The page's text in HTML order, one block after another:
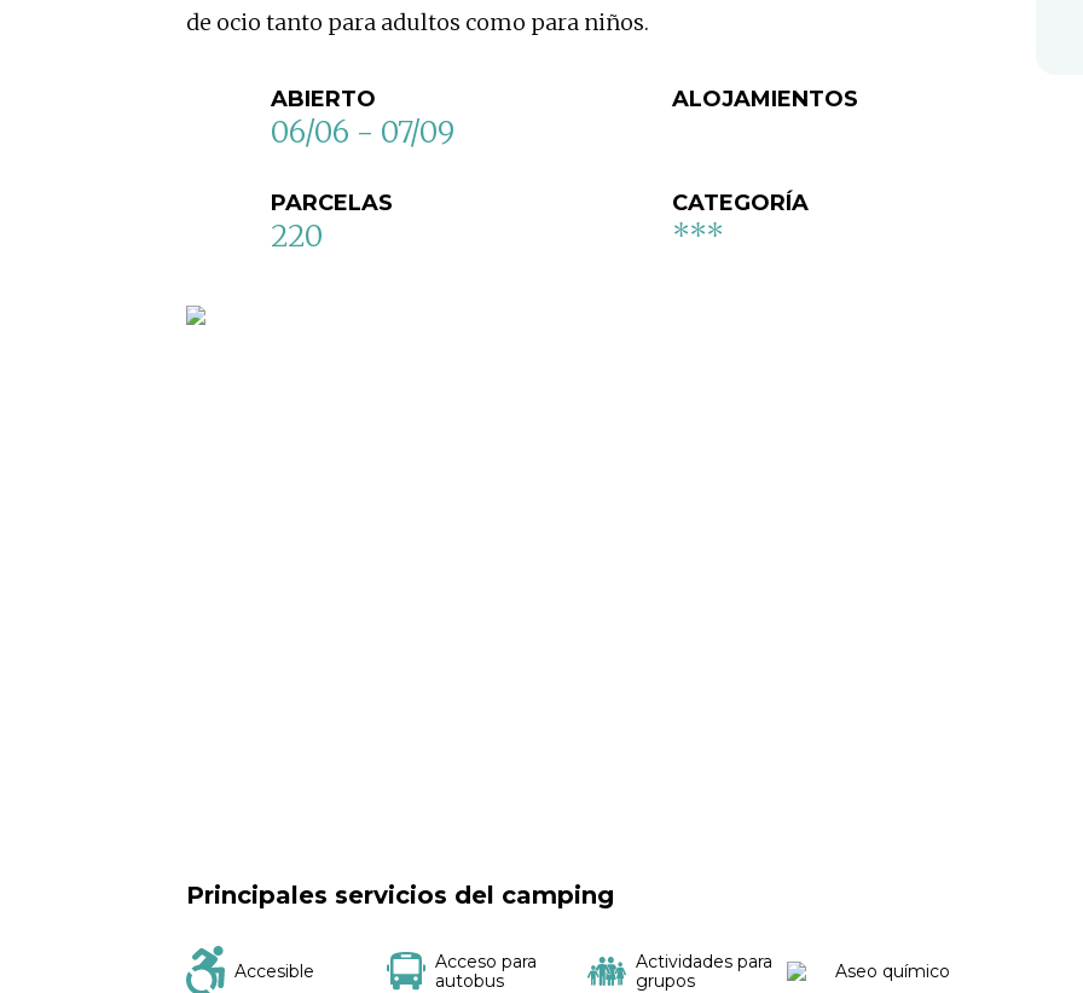
de ocio tanto para adultos como para niños.
ABIERTO
06/06 - 07/09
ALOJAMIENTOS
PARCELAS
220
CATEGORÍA
***
Principales servicios del camping
Accesible
Acceso para
autobus
Actividades para
grupos
Aseo químico